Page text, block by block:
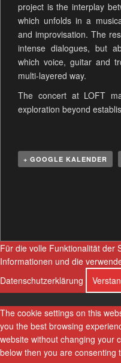
project is the interplay
which unfolds in a
and improvisation. The
intense dialogues, but
which voice, guitar and
multi-layered way.
The concert at LOFT
exploration beyond
+ GOOGLE KALENDER
n
s
a
l
t
u
n
g
Für die volle Funktionalität der
Informationen und die
Datenschutzerklärung
The cookie settings on this
you the best browsing
website without changing your
below then you are consenting